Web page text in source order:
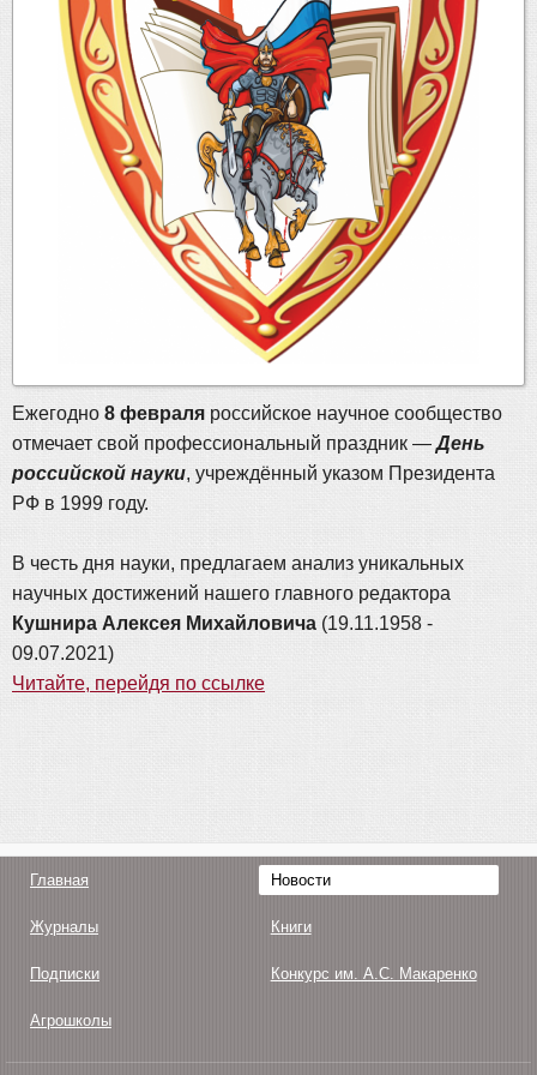
Ежегодно 8 февраля российское научное сообщество
отмечает свой профессиональный праздник —День
российской науки, учреждённый указом Президента
РФ в 1999 году.
В честь дня науки, предлагаем анализ уникальных
научных достижений нашего главного редактора
Кушнира Алексея Михайловича (19.11.1958 -
09.07.2021)
Читайте, перейдя по ссылке
Главная Новости
Журналы Книги
Подписки Конкурс им. А.С. Макаренко
Агрошколы